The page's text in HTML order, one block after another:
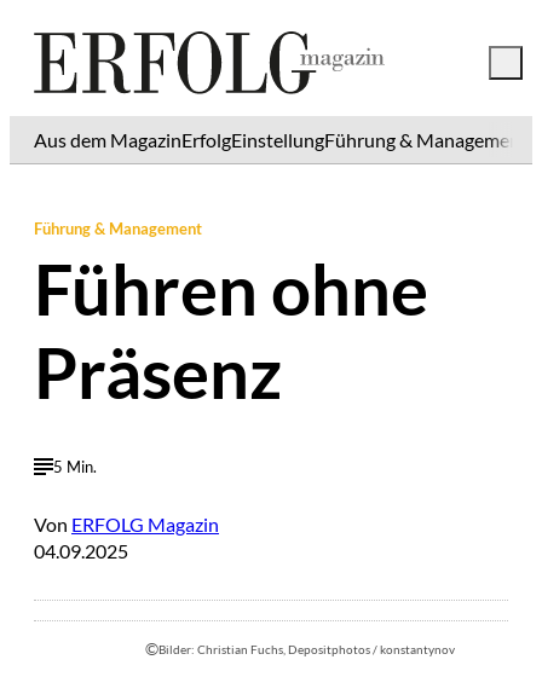
Aus dem MagazinErfolgEinstellungFührung & Management
Führung & Management
Führen ohne
Präsenz
5 Min.
Von ERFOLG Magazin
04.09.2025
©Bilder: Christian Fuchs, Depositphotos / konstantynov